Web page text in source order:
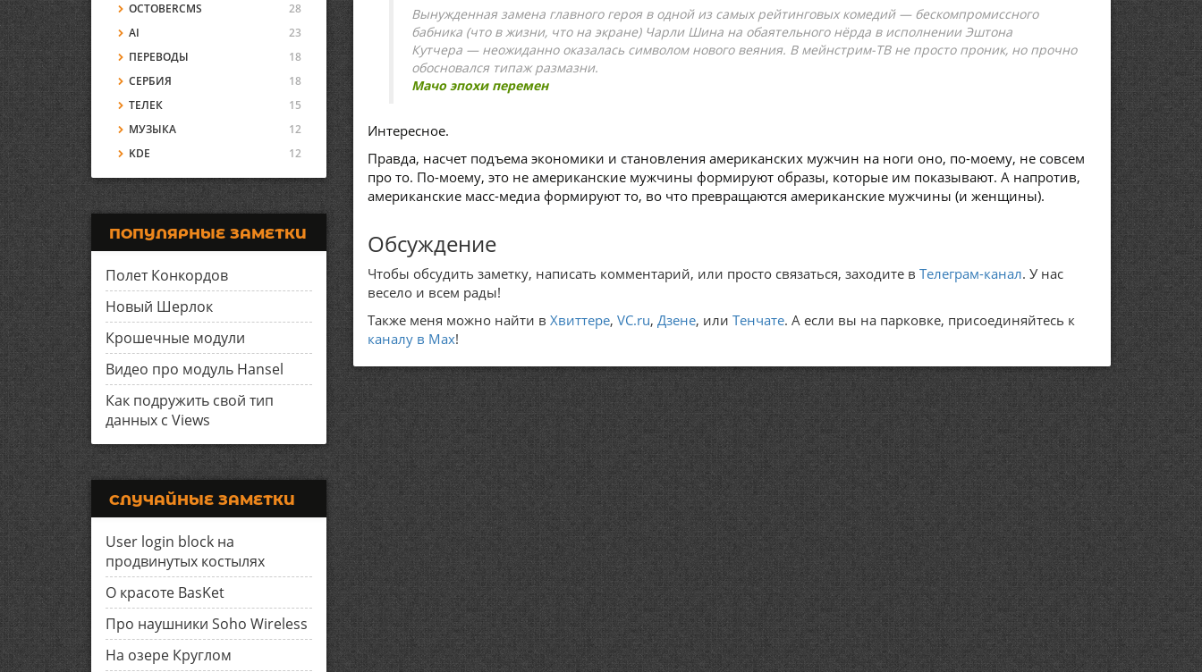
Вынужденная замена главного героя в одной из самых рейтинговых комедий — бескомпромиссного
бабника (что в жизни, что на экране) Чарли Шина на обаятельного нёрда в исполнении Эштона
Кутчера — неожиданно оказалась символом нового веяния. В мейнстрим-ТВ не просто проник, но прочно
обосновался типаж размазни.
Мачо эпохи перемен
Интересное.
Правда, насчет подъема экономики и становления американских мужчин на ноги оно, по-моему, не совсем
про то. По-моему, это не американские мужчины формируют образы, которые им показывают. А напротив,
американские масс-медиа формируют то, во что превращаются американские мужчины (и женщины).
Обсуждение
Чтобы обсудить заметку, написать комментарий, или просто связаться, заходите в Телеграм-канал. У нас
весело и всем рады!
Также меня можно найти в Хвиттере, VC.ru, Дзене, или Тенчате. А если вы на парковке, присоединяйтесь к
каналу в Max!
OCTOBERCMS
28
AI
23
ПЕРЕВОДЫ
18
СЕРБИЯ
18
ТЕЛЕК
15
МУЗЫКА
12
KDE
12
ПОПУЛЯРНЫЕ ЗАМЕТКИ
Полет Конкордов
Новый Шерлок
Крошечные модули
Видео про модуль Hansel
Как подружить свой тип
данных с Views
СЛУЧАЙНЫЕ ЗАМЕТКИ
User login block на
продвинутых костылях
О красоте BasKet
Про наушники Soho Wireless
На озере Круглом